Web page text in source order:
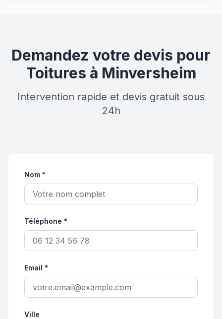
Demandez votre devis pour
Toitures à Minversheim
Intervention rapide et devis gratuit sous
24h
Nom *
Téléphone *
Email *
Ville